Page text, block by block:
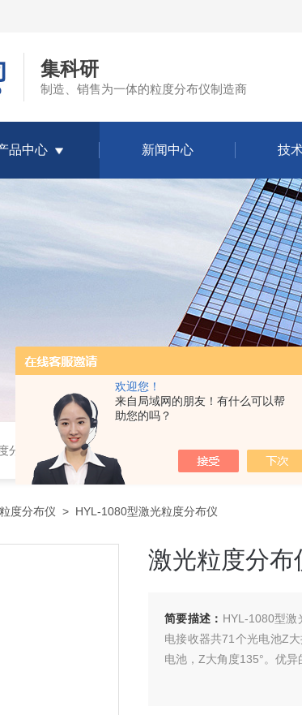
欢迎您！
来自局域网的朋友！有什么可以帮
助您的吗？
集科研
制造、销售为一体的粒度分布仪制造商
品中心 新闻中心 技
布仪，粉体综合特性测试仪，振实密度仪，霍尔流速计，自然堆积密度计，斯柯特容量
度分布仪 > HYL-1080型激光粒度分布仪
激光粒度分布
简要描述： HYL-1080型
电接收器共71个光电池Z
电池，Z大角度135°。优